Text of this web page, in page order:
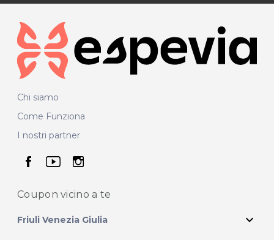
Chi siamo
Come Funziona
I nostri partner
seguici su facebook
seguici su youtube
seguici su instagram
Coupon vicino a te
Friuli Venezia Giulia expand_more